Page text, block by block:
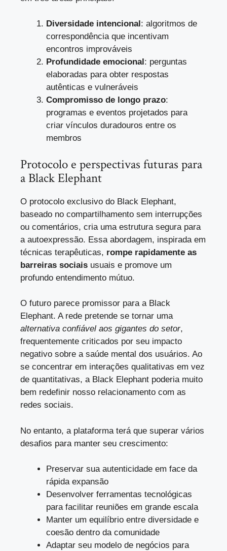
Diversidade intencional: algoritmos de
correspondência que incentivam
encontros improváveis
Profundidade emocional: perguntas
elaboradas para obter respostas
autênticas e vulneráveis
Compromisso de longo prazo:
programas e eventos projetados para
criar vínculos duradouros entre os
membros
Protocolo e perspectivas futuras para
a Black Elephant
O protocolo exclusivo do Black Elephant,
baseado no compartilhamento sem interrupções
ou comentários, cria uma estrutura segura para
a autoexpressão. Essa abordagem, inspirada em
técnicas terapêuticas, rompe rapidamente as
barreiras sociais usuais e promove um
profundo entendimento mútuo.
O futuro parece promissor para a Black
Elephant. A rede pretende se tornar uma
alternativa confiável aos gigantes do setor,
frequentemente criticados por seu impacto
negativo sobre a saúde mental dos usuários. Ao
se concentrar em interações qualitativas em vez
de quantitativas, a Black Elephant poderia muito
bem redefinir nosso relacionamento com as
redes sociais.
No entanto, a plataforma terá que superar vários
desafios para manter seu crescimento:
Preservar sua autenticidade em face da
rápida expansão
Desenvolver ferramentas tecnológicas
para facilitar reuniões em grande escala
Manter um equilíbrio entre diversidade e
coesão dentro da comunidade
Adaptar seu modelo de negócios para